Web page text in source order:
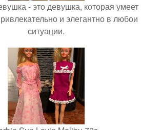
- это девушка, которая умеет
и элегантно в любои
ситуации.